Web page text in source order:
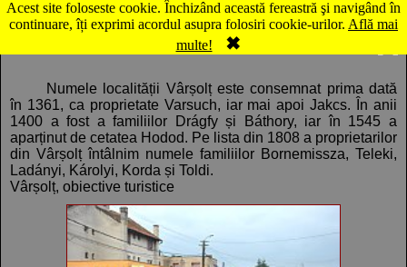
Acest site foloseste cookie. Închizând această fereastră şi navigând în
continuare, îți exprimi acordul asupra folosiri cookie-urilor. Află mai
multe!
✖
Hartă Vârşolţ
Numele localității Vârșolț este consemnat prima dată
în 1361, ca proprietate Varsuch, iar mai apoi Jakcs. În anii
1400 a fost a familiilor Drágfy și Báthory, iar în 1545 a
aparținut de cetatea Hodod. Pe lista din 1808 a proprietarilor
din Vârșolț întâlnim numele familiilor Bornemissza, Teleki,
Ladányi, Károlyi, Korda și Toldi.
Vârșolț, obiective turistice
Comentarii